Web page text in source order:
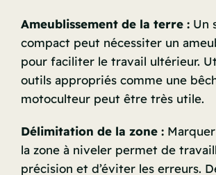
Ameublissement de la terre :Un
compact peut nécessiter un
pour faciliter le travail ultérieur.
outils appropriés comme une
motoculteur peut être très utile.
Délimitation de la zone :
la zone à niveler permet de
précision et d’éviter les erreurs.